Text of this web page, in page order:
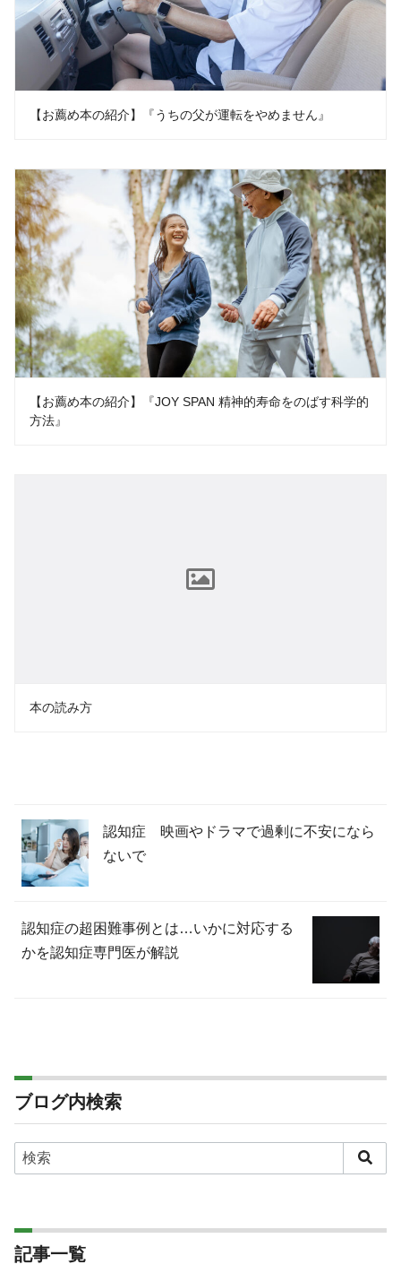
【お薦め本の紹介】『うちの父が運転をやめません』
【お薦め本の紹介】『JOY SPAN 精神的寿命をのばす科学的
方法』
本の読み方
認知症 映画やドラマで過剰に不安になら
ないで
認知症の超困難事例とは…いかに対応する
かを認知症専門医が解説
ブログ内検索
記事一覧